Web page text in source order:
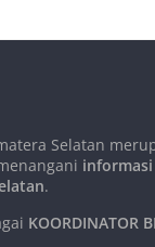
Selatan
.
KOORDINATOR